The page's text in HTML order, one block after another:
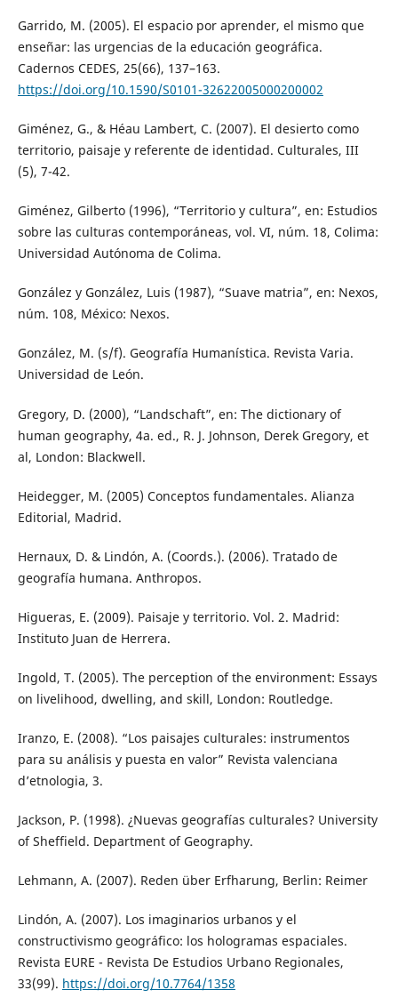
Garrido, M. (2005). El espacio por aprender, el mismo que
enseñar: las urgencias de la educación geográfica.
Cadernos CEDES, 25(66), 137–163.
https://doi.org/10.1590/S0101-32622005000200002
Giménez, G., & Héau Lambert, C. (2007). El desierto como
territorio, paisaje y referente de identidad. Culturales, III
(5), 7-42.
Giménez, Gilberto (1996), “Territorio y cultura”, en: Estudios
sobre las culturas contemporáneas, vol. VI, núm. 18, Colima:
Universidad Autónoma de Colima.
González y González, Luis (1987), “Suave matria”, en: Nexos,
núm. 108, México: Nexos.
González, M. (s/f). Geografía Humanística. Revista Varia.
Universidad de León.
Gregory, D. (2000), “Landschaft”, en: The dictionary of
human geography, 4a. ed., R. J. Johnson, Derek Gregory, et
al, London: Blackwell.
Heidegger, M. (2005) Conceptos fundamentales. Alianza
Editorial, Madrid.
Hernaux, D. & Lindón, A. (Coords.). (2006). Tratado de
geografía humana. Anthropos.
Higueras, E. (2009). Paisaje y territorio. Vol. 2. Madrid:
Instituto Juan de Herrera.
Ingold, T. (2005). The perception of the environment: Essays
on livelihood, dwelling, and skill, London: Routledge.
Iranzo, E. (2008). “Los paisajes culturales: instrumentos
para su análisis y puesta en valor” Revista valenciana
d’etnologia, 3.
Jackson, P. (1998). ¿Nuevas geografías culturales? University
of Sheffield. Department of Geography.
Lehmann, A. (2007). Reden über Erfharung, Berlin: Reimer
Lindón, A. (2007). Los imaginarios urbanos y el
constructivismo geográfico: los hologramas espaciales.
Revista EURE - Revista De Estudios Urbano Regionales,
33(99). https://doi.org/10.7764/1358